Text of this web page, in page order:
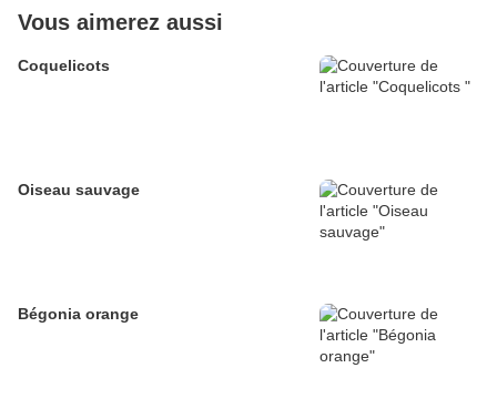
Vous aimerez aussi
Coquelicots
Oiseau sauvage
Bégonia orange